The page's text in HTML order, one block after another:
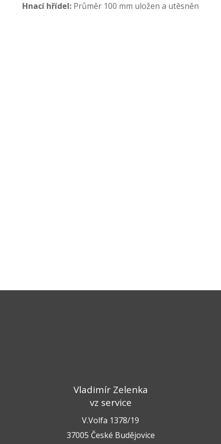
Hnací hřídel: Průměr 100 mm uložen a utěsněn
Vladimír Zelenka
vz service
V.Volfa 1378/19
37005 České Budějovice